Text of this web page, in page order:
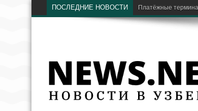
ПОСЛЕДНИЕ НОВОСТИ Платёжные